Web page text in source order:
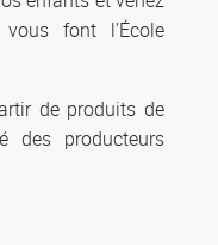
font l’École
de produits de
des producteurs